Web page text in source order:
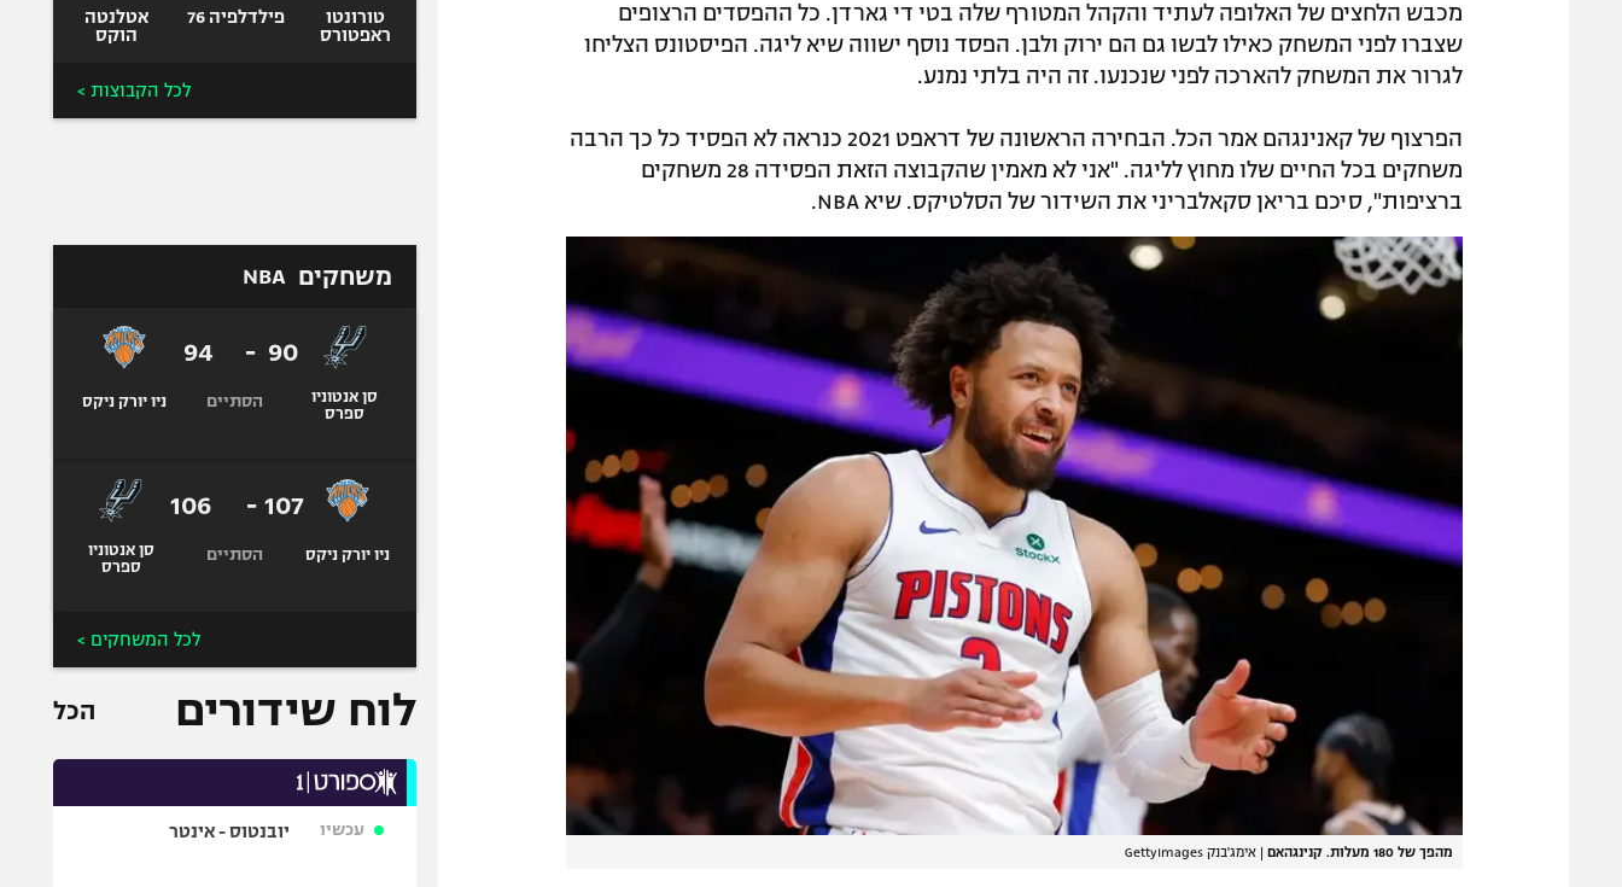
מכבש הלחצים של האלופה לעתיד והקהל המטורף שלה בטי די גארדן. כל ההפסדים הרצופים
שצברו לפני המשחק כאילו לבשו גם הם ירוק ולבן. הפסד נוסף ישווה שיא ליגה. הפיסטונס הצליחו
לגרור את המשחק להארכה לפני שנכנעו. זה היה בלתי נמנע.
הפרצוף של קאנינגהם אמר הכל. הבחירה הראשונה של דראפט 2021 כנראה לא הפסיד כל כך הרבה
משחקים בכל החיים שלו מחוץ לליגה. "אני לא מאמין שהקבוצה הזאת הפסידה 28 משחקים
ברציפות", סיכם בריאן סקאלבריני את השידור של הסלטיקס. שיא NBA.
מהפך של 180 מעלות. קנינגהאם | אימג'בנק GettyImages
טורונטו
ראפטורס
פילדלפיה 76
אטלנטה
הוקס
לכל הקבוצות >
משחקים NBA
סן אנטוניו
ספרס
90
-
94
הסתיים ניו יורק ניקס
ניו יורק ניקס
107
-
106
הסתיים
סן אנטוניו
ספרס
לכל המשחקים >
לוח שידורים הכל
עכשיו יובנטוס - אינטר